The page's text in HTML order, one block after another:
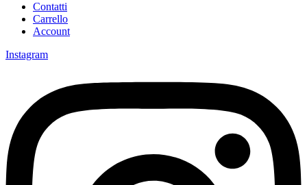
Contatti
Carrello
Account
Instagram